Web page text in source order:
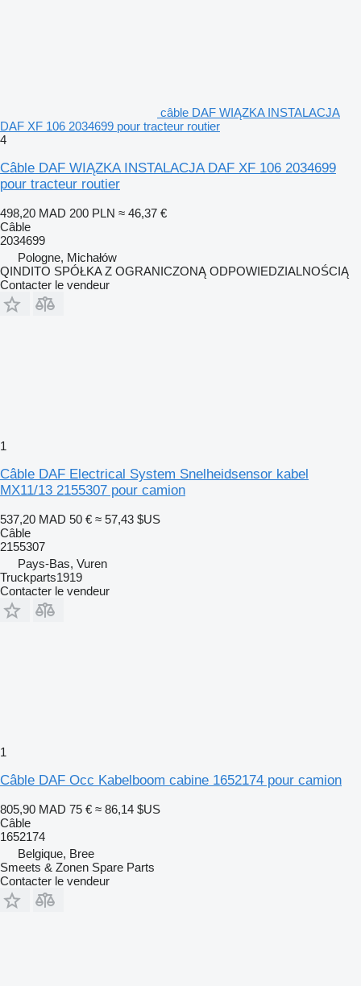
câble DAF WIĄZKA INSTALACJA
DAF XF 106 2034699 pour tracteur routier
4
Câble DAF WIĄZKA INSTALACJA DAF XF 106 2034699
pour tracteur routier
498,20 MAD 200 PLN ≈ 46,37 €
Câble
2034699
Pologne, Michałów
QINDITO SPÓŁKA Z OGRANICZONĄ ODPOWIEDZIALNOŚCIĄ
Contacter le vendeur
1
Câble DAF Electrical System Snelheidsensor kabel
MX11/13 2155307 pour camion
537,20 MAD 50 € ≈ 57,43 $US
Câble
2155307
Pays-Bas, Vuren
Truckparts1919
Contacter le vendeur
1
Câble DAF Occ Kabelboom cabine 1652174 pour camion
805,90 MAD 75 € ≈ 86,14 $US
Câble
1652174
Belgique, Bree
Smeets & Zonen Spare Parts
Contacter le vendeur